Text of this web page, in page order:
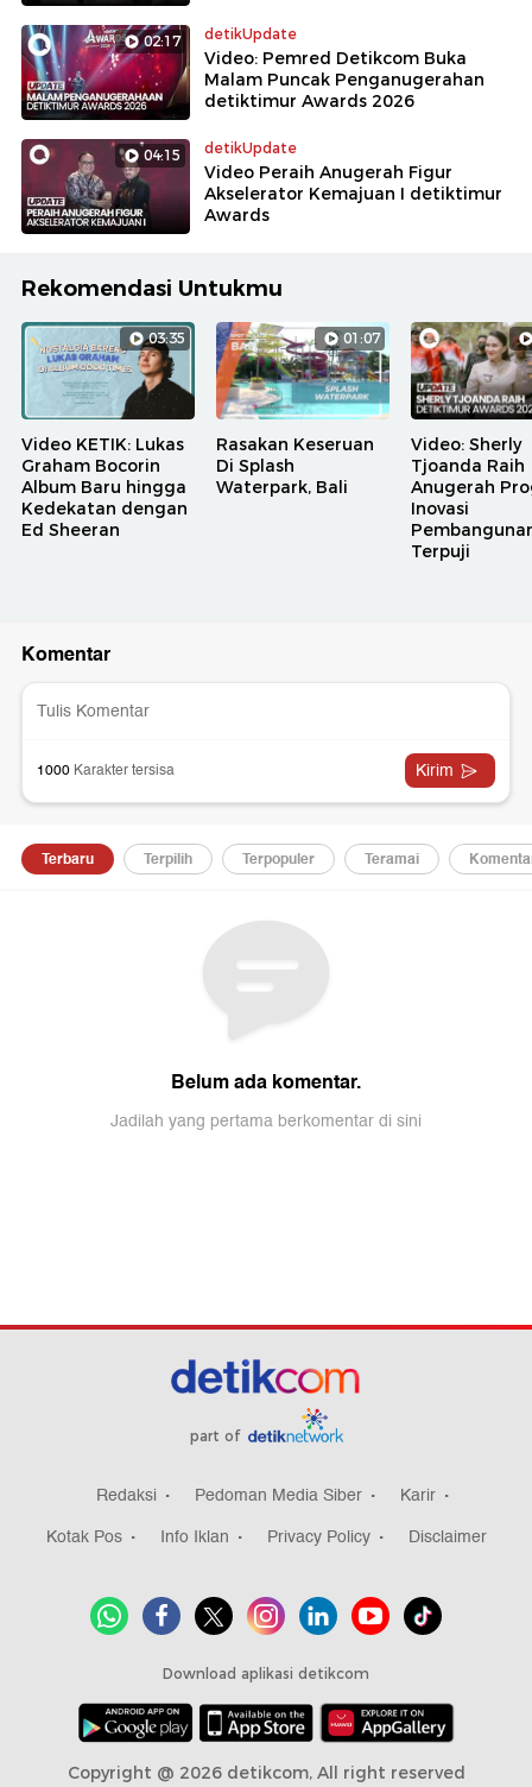
02:17 detikUpdate
Video: Pemred Detikcom Buka
Malam Puncak Penganugerahan
detiktimur Awards 2026
04:15 detikUpdate
Video Peraih Anugerah Figur
Akselerator Kemajuan I detiktimur
Awards
Rekomendasi Untukmu
03:35
Video KETIK: Lukas
Graham Bocorin
Album Baru hingga
Kedekatan dengan
Ed Sheeran
01:07
Rasakan Keseruan
Di Splash
Waterpark, Bali
Video: Sherly
Tjoanda Raih
Anugerah
Inovasi
Terpuji
part of
Redaksi Pedoman Media Siber
Karir
Kotak Pos
Info Iklan Privacy Policy Disclaimer
Download aplikasi detikcom
Copyright @ 2026 detikcom, All right reserved